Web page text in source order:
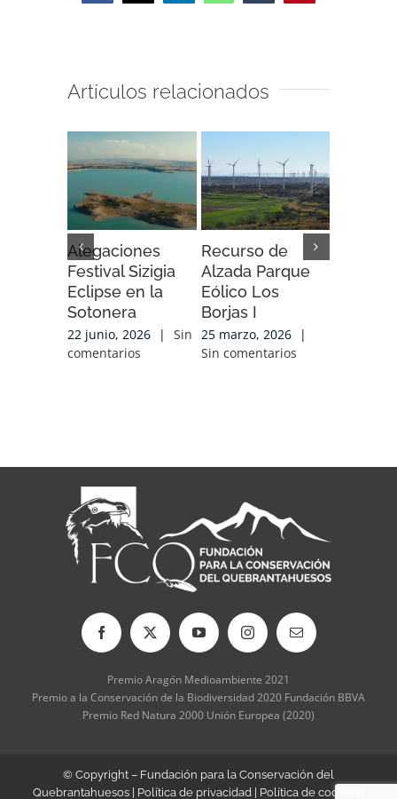
Artículos relacionados
Alegaciones
Festival Sizigia
Eclipse en la
Sotonera
22 junio, 2026 |
Sin
comentarios
Recurso de
Alzada Parque
Eólico Los
Borjas I
25 marzo, 2026
|
Sin comentarios
Premio Aragón Medioambiente 2021
Premio a la Conservación de la Biodiversidad 2020 Fundación BBVA
Premio Red Natura 2000 Unión Europea (2020)
© Copyright – Fundación para la Conservación del
Quebrantahuesos | Política de privacidad Política de cookies